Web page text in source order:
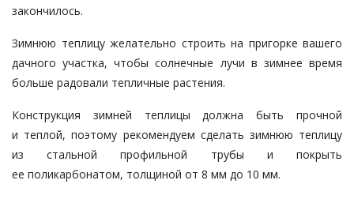
закончилось.
Зимнюю теплицу желательно строить на пригорке вашего
дачного участка, чтобы солнечные лучи в зимнее время
больше радовали тепличные растения.
Конструкция зимней теплицы должна быть прочной
и теплой, поэтому рекомендуем сделать зимнюю теплицу
из стальной профильной трубы и покрыть
ее поликарбонатом, толщиной от 8 мм до 10 мм.